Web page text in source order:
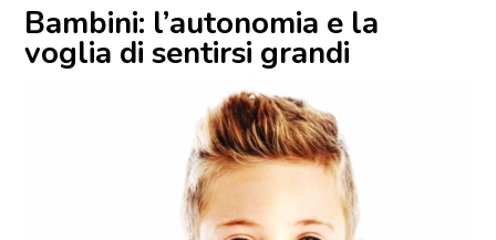
Bambini: l’autonomia e la
voglia di sentirsi grandi